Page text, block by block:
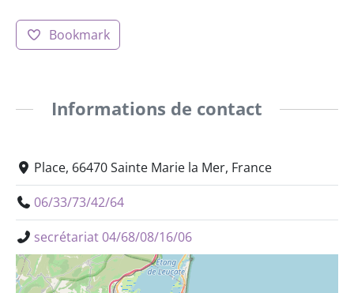
Bookmark
Informations de contact
Place, 66470 Sainte Marie la Mer, France
06/33/73/42/64
secrétariat 04/68/08/16/06